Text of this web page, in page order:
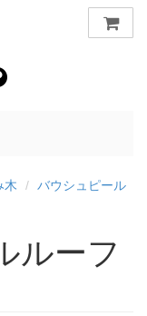
木 バウシュピール
ルーフ